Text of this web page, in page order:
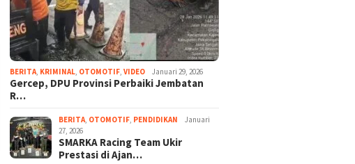
BERITA KRIMINAL OTOMOTIF ,VIDEO Januari 29, 2026
Gercep, DPU Provinsi Perbaiki Jembatan
R…
BERITA OTOMOTIF PENDIDIKAN
Januari
27, 2026
SMARKA Racing Team Ukir
Prestasi di Ajan…